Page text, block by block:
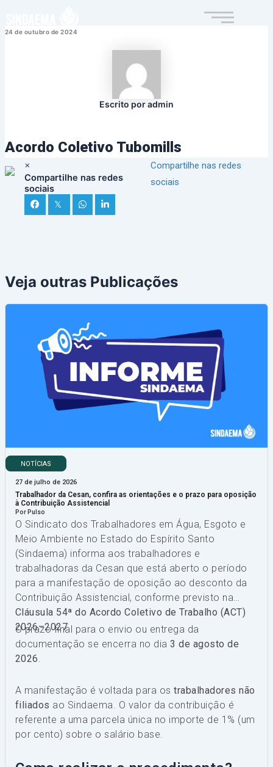
24 de outubro de 2024
Escrito por admin
Acordo Coletivo Tubomills
×
Compartilhe nas redes
sociais
𝕏
Compartilhe nas redes
sociais
Veja outras Publicações
NOTÍCIAS
27 de julho de 2026
Trabalhador da Cesan, confira as orientações e o prazo para oposição
à Contribuição Assistencial
Por Pulso
O Sindicato dos Trabalhadores em Água, Esgoto e
Meio Ambiente no Estado do Espírito Santo
(Sindaema) informa aos trabalhadores e
trabalhadoras da Cesan que está aberto o período
para a manifestação de oposição ao desconto da
Contribuição Assistencial, conforme previsto na
Cláusula 54ª do Acordo Coletivo de Trabalho (ACT)
2026–2027.
O prazo final para o envio ou entrega da
documentação se encerra no dia3 de agosto de
2026.
A manifestação é voltada para ostrabalhadores não
filiados ao Sindaema. O valor da contribuição é
referente a uma parcela única no importe de 1% (um
por cento) sobre o salário base.